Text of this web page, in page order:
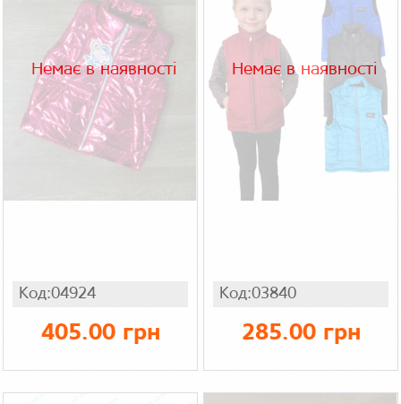
Немає в наявності
Код:04924
405.00 грн
Немає в наявності
Код:03840
285.00 грн